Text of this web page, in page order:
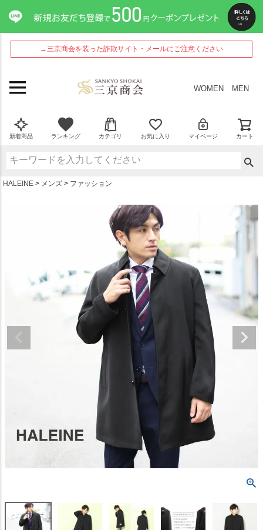
→三京商会を装った詐欺サイト・メールにご注意ください
WOMEN MEN
新着商品 ランキング カテゴリ お気に入り マイページ カート
HALEINE メンズ ファッション
ペー
ジト
ップ
へ